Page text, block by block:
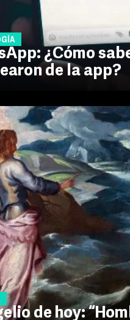
¿Cómo
de la app?
de hoy: